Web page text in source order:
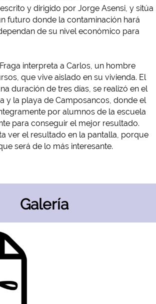
y dirigido por Jorge Asensi, y sitúa
futuro donde la contaminación hará
de su nivel económico para
interpreta a Carlos, un hombre
que vive aislado en su vivienda. El
duración de tres días, se realizó en el
y la playa de Camposancos, donde el
por alumnos de la escuela
para conseguir el mejor resultado.
ver el resultado en la pantalla, porque
será de lo más interesante.
Galería